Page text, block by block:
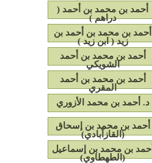
أحمد بن محمد بن أحمد (
دراهم )
أحمد بن محمد بن أحمد بن
زيد ( ابن زيد )
أحمد بن محمد بن أحمد
الشويكي
أحمد بن محمد بن أحمد
المقري
د. أحمد بن محمد الأزوري
أحمد بن محمد بن إسحاق
(القازآبادي)
أحمد بن محمد بن إسماعيل
(الطهطاوي)